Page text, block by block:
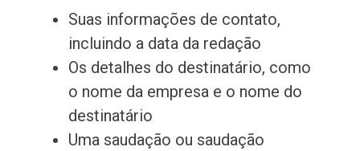
Suas informações de contato,
incluindo a data da redação
Os detalhes do destinatário, como
o nome da empresa e o nome do
destinatário
Uma saudação ou saudação